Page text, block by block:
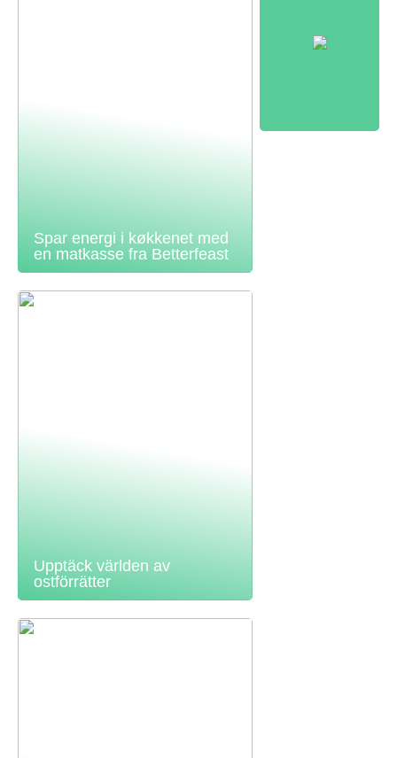
Spar energi i køkkenet med
en matkasse fra Betterfeast
Upptäck världen av
ostförrätter